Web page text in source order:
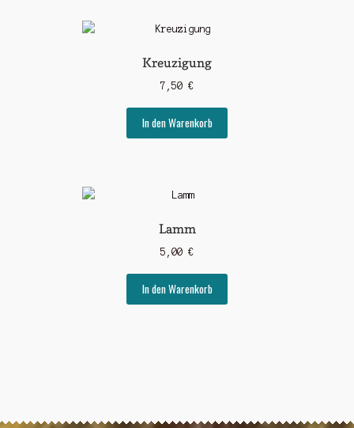
Kreuzigung
7,50 €
In den Warenkorb
Lamm
5,00 €
In den Warenkorb